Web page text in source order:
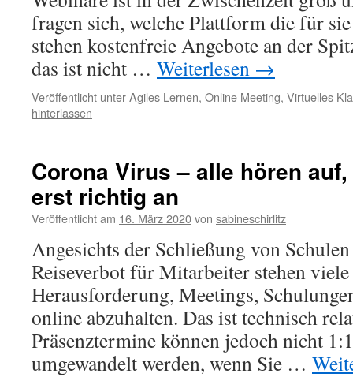
fragen sich, welche Plattform die für
stehen kostenfreie Angebote an der
das ist nicht … Weiterlesen →
Veröffentlicht unterAgiles Lernen, Online Meeting, Virtuelles
hinterlassen
Corona Virus – alle hören
erst richtig an
Veröffentlicht am 16. März 2020von sabineschirlitz
Angesichts der Schließung von
Reiseverbot für Mitarbeiter stehen
Herausforderung, Meetings,
online abzuhalten. Das ist technisch
Präsenztermine können jedoch nicht
umgewandelt werden, wenn Sie …